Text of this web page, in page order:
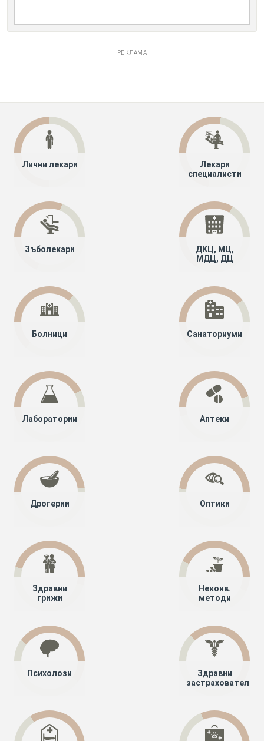
РЕКЛАМА
Лични лекари
Лекари
специалисти
Зъболекари
ДКЦ, МЦ,
МДЦ, ДЦ
Болници Санаториуми
Лаборатории Аптеки
Дрогерии Оптики
Здравни
грижи
Неконв.
методи
Психолози
Здравни
застрахователи